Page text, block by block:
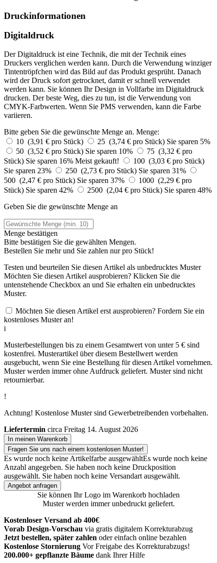
Druckinformationen
Digitaldruck
Der Digitaldruck ist eine Technik, die mit der Technik eines
Druckers verglichen werden kann. Durch die Verwendung winziger
Tintentröpfchen wird das Bild auf das Produkt gesprüht. Danach
wird der Druck sofort getrocknet, damit er schnell verwendet
werden kann. Sie können Ihr Design in Vollfarbe im Digitaldruck
drucken. Der beste Weg, dies zu tun, ist die Verwendung von
CMYK-Farbwerten. Wenn Sie PMS verwenden, kann die Farbe
variieren.
Bitte geben Sie die gewünschte Menge an. Menge:
10 (3,91 € pro Stück)
25 (3,74 € pro Stück) Sie sparen 5%
50 (3,52 € pro Stück) Sie sparen 10%
75 (3,32 € pro
Stück) Sie sparen 16% Meist gekauft!
100 (3,03 € pro Stück)
Sie sparen 23%
250 (2,73 € pro Stück) Sie sparen 31%
500 (2,47 € pro Stück) Sie sparen 37%
1000 (2,29 € pro
Stück) Sie sparen 42% 2500 (2,04 € pro Stück) Sie sparen 48%
Geben Sie die gewünschte Menge an
Menge bestätigen
Bitte bestätigen Sie die gewählten Mengen.
Bestellen Sie mehr und Sie zahlen nurpro Stück!
Testen und beurteilen Sie diesen Artikel als unbedrucktes Muster
Möchten Sie diesen Artikel ausprobieren? Klicken Sie die
untenstehende Checkbox an und Sie erhalten ein unbedrucktes
Muster.
Möchten Sie diesen Artikel erst ausprobieren? Fordern Sie ein
kostenloses Muster an!
i
Musterbestellungen bis zu einem Gesamtwert von unter 5 € sind
kostenfrei. Musterartikel über diesem Bestellwert werden
ausgebucht, wenn Sie eine Bestellung für diesen Artikel vornehmen.
Muster werden immer ohne Aufdruck geliefert. Muster sind nicht
retournierbar.
!
Achtung! Kostenlose Muster sind Gewerbetreibenden vorbehalten.
Liefertermin circa Freitag 14. August 2026
In meinen Warenkorb
Fragen Sie uns nach einem kostenlosen Muster!
Es wurde noch keine Artikelfarbe ausgewähltEs wurde noch keine
Anzahl angegeben. Sie haben noch keine Druckposition
ausgewählt. Sie haben noch keine Versandart ausgewählt.
Angebot anfragen
Sie können Ihr Logo im Warenkorb hochladen
Muster werden immer unbedruckt geliefert.
Kostenloser Versand ab 400€
Vorab Design-Vorschau via gratis digitalem Korrekturabzug
Jetzt bestellen, später zahlen oder einfach online bezahlen
Kostenlose Stornierung Vor Freigabe des Korrekturabzugs!
200.000+ gepflanzte Bäume dank Ihrer Hilfe